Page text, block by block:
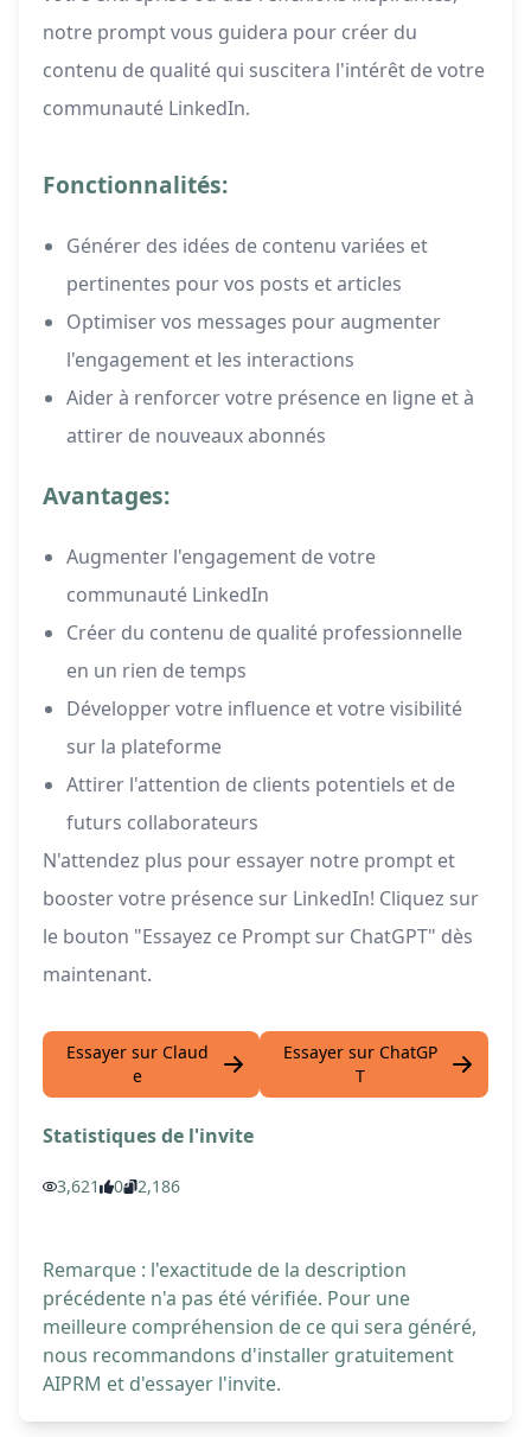
notre prompt vous guidera pour créer du
contenu de qualité qui suscitera l'intérêt de votre
communauté LinkedIn.
Fonctionnalités:
Générer des idées de contenu variées et
pertinentes pour vos posts et articles
Optimiser vos messages pour augmenter
l'engagement et les interactions
Aider à renforcer votre présence en ligne et à
attirer de nouveaux abonnés
Avantages:
Augmenter l'engagement de votre
communauté LinkedIn
Créer du contenu de qualité professionnelle
en un rien de temps
Développer votre influence et votre visibilité
sur la plateforme
Attirer l'attention de clients potentiels et de
futurs collaborateurs
N'attendez plus pour essayer notre prompt et
booster votre présence sur LinkedIn! Cliquez sur
le bouton "Essayez ce Prompt sur ChatGPT" dès
maintenant.
Essayer sur Claud
e
Essayer sur ChatGP
T
Statistiques de l'invite
3,621 0 2,186
Remarque : l'exactitude de la description
précédente n'a pas été vérifiée. Pour une
meilleure compréhension de ce qui sera généré,
nous recommandons d'installer gratuitement
AIPRM et d'essayer l'invite.